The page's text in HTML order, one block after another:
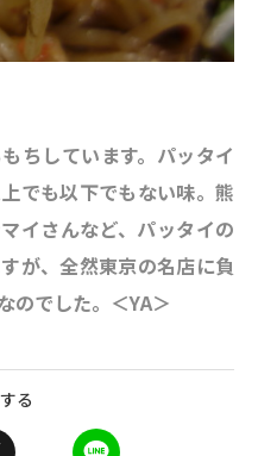
ちしています。パッタイ
でも以下でもない味。熊
イさんなど、パッタイの
が、全然東京の名店に負
のでした。＜YA＞
る